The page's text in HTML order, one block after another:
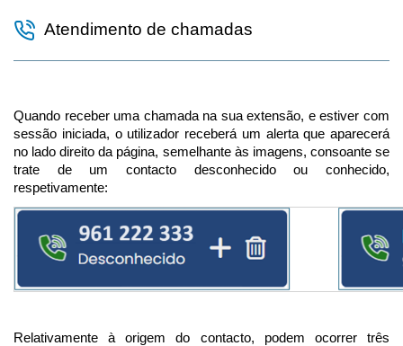
Atendimento de chamadas
Quando receber uma chamada na sua extensão, e estiver com
sessão iniciada, o utilizador receberá um alerta que aparecerá
no lado direito da página, semelhante às imagens, consoante se
trate de um contacto desconhecido ou conhecido,
respetivamente:
Relativamente à origem do contacto, podem ocorrer três